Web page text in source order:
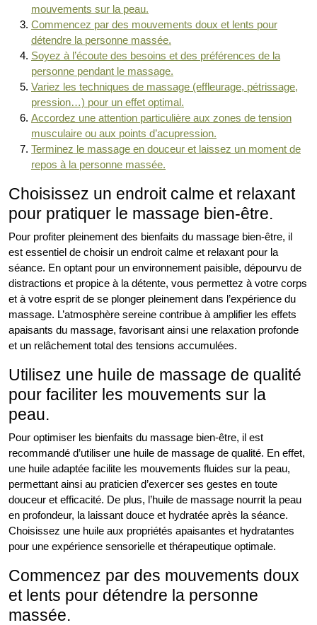
mouvements sur la peau.
Commencez par des mouvements doux et lents pour
détendre la personne massée.
Soyez à l’écoute des besoins et des préférences de la
personne pendant le massage.
Variez les techniques de massage (effleurage, pétrissage,
pression…) pour un effet optimal.
Accordez une attention particulière aux zones de tension
musculaire ou aux points d’acupression.
Terminez le massage en douceur et laissez un moment de
repos à la personne massée.
Choisissez un endroit calme et relaxant
pour pratiquer le massage bien-être.
Pour profiter pleinement des bienfaits du massage bien-être, il
est essentiel de choisir un endroit calme et relaxant pour la
séance. En optant pour un environnement paisible, dépourvu de
distractions et propice à la détente, vous permettez à votre corps
et à votre esprit de se plonger pleinement dans l’expérience du
massage. L’atmosphère sereine contribue à amplifier les effets
apaisants du massage, favorisant ainsi une relaxation profonde
et un relâchement total des tensions accumulées.
Utilisez une huile de massage de qualité
pour faciliter les mouvements sur la
peau.
Pour optimiser les bienfaits du massage bien-être, il est
recommandé d’utiliser une huile de massage de qualité. En effet,
une huile adaptée facilite les mouvements fluides sur la peau,
permettant ainsi au praticien d’exercer ses gestes en toute
douceur et efficacité. De plus, l’huile de massage nourrit la peau
en profondeur, la laissant douce et hydratée après la séance.
Choisissez une huile aux propriétés apaisantes et hydratantes
pour une expérience sensorielle et thérapeutique optimale.
Commencez par des mouvements doux
et lents pour détendre la personne
massée.